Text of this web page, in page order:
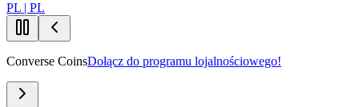
PL | PL
Converse CoinsDołącz do programu lojalnościowego!